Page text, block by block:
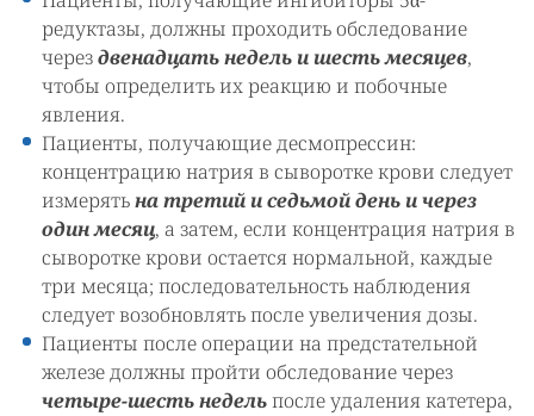
редуктазы, должны проходить обследование
черездвенадцать недель и шесть месяцев,
чтобы определить их реакцию и побочные
явления.
Пациенты, получающие десмопрессин:
концентрацию натрия в сыворотке крови следует
измерятьна третий и седьмой день и через
один месяц, а затем, если концентрация натрия в
сыворотке крови остается нормальной, каждые
три месяца; последовательность наблюдения
следует возобновлять после увеличения дозы.
Пациенты после операции на предстательной
железе должны пройти обследование через
четыре-шесть недельпосле удаления катетера,